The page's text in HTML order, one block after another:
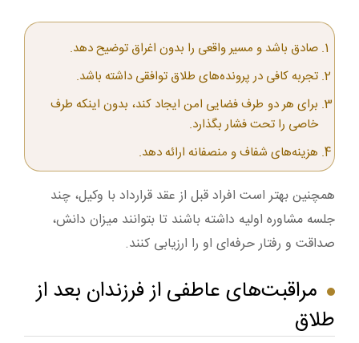
صادق باشد و مسیر واقعی را بدون اغراق توضیح دهد.
تجربه کافی در پرونده‌های طلاق توافقی داشته باشد.
برای هر دو طرف فضایی امن ایجاد کند، بدون اینکه طرف
خاصی را تحت فشار بگذارد.
هزینه‌های شفاف و منصفانه ارائه دهد.
همچنین بهتر است افراد قبل از عقد قرارداد با وکیل، چند
جلسه مشاوره اولیه داشته باشند تا بتوانند میزان دانش،
صداقت و رفتار حرفه‌ای او را ارزیابی کنند.
مراقبت‌های عاطفی از فرزندان بعد از
طلاق